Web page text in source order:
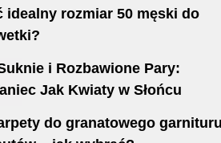
idealny rozmiar 50 męski do
i Rozbawione Pary:
Jak Kwiaty w Słońcu
do granatowego